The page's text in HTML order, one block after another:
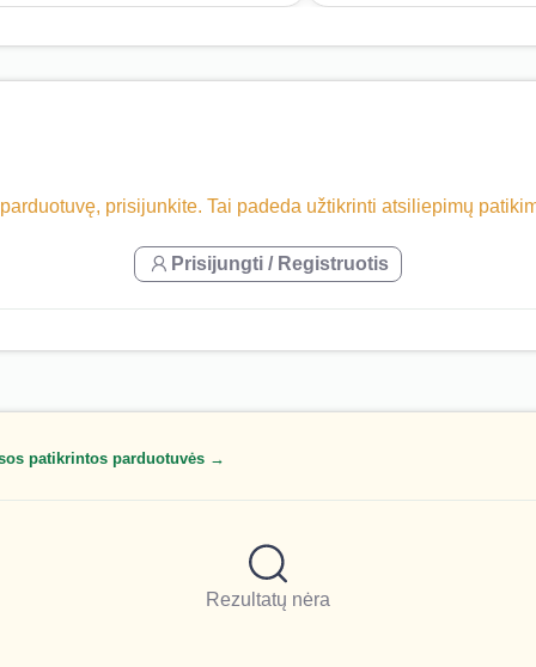
prisijunkite. Tai padeda užtikrinti atsiliepimų
Prisijungti / Registruotis
patikrintos parduotuvės →
Rezultatų nėra